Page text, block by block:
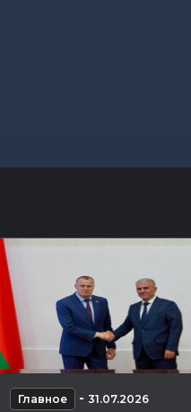
Главное - 31.07.2026